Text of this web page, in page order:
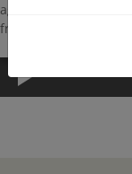
agujeros de árboles
frutas, insectos,